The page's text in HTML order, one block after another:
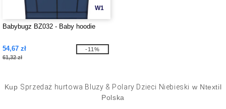
W1
Babybugz BZ032 - Baby hoodie
54,67 zł
61,32 zł
-11%
Kup Sprzedaż hurtowa Bluzy & Polary Dzieci Niebieski w Ntextil
Polska